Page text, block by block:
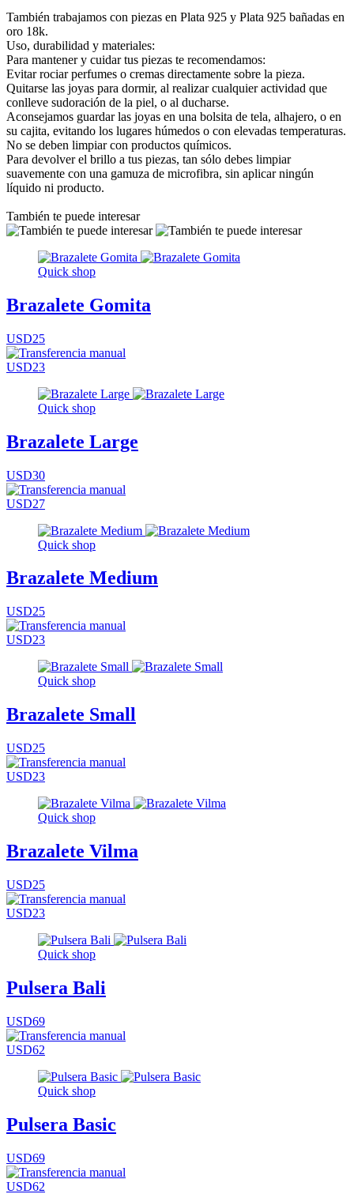
También trabajamos con piezas en Plata 925 y Plata 925 bañadas en
oro 18k.
Uso, durabilidad y materiales:
Para mantener y cuidar tus piezas te recomendamos:
Evitar rociar perfumes o cremas directamente sobre la pieza.
Quitarse las joyas para dormir, al realizar cualquier actividad que
conlleve sudoración de la piel, o al ducharse.
Aconsejamos guardar las joyas en una bolsita de tela, alhajero, o en
su cajita, evitando los lugares húmedos o con elevadas temperaturas.
No se deben limpiar con productos químicos.
Para devolver el brillo a tus piezas, tan sólo debes limpiar
suavemente con una gamuza de microfibra, sin aplicar ningún
líquido ni producto.
También te puede interesar
Quick shop
Brazalete Gomita
USD25
USD23
Quick shop
Brazalete Large
USD30
USD27
Quick shop
Brazalete Medium
USD25
USD23
Quick shop
Brazalete Small
USD25
USD23
Quick shop
Brazalete Vilma
USD25
USD23
Quick shop
Pulsera Bali
USD69
USD62
Quick shop
Pulsera Basic
USD69
USD62